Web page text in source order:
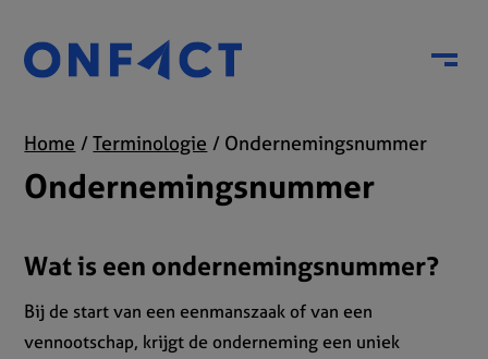
Menu
Home Terminologie Ondernemingsnummer
Ondernemingsnummer
Wat is een ondernemingsnummer?
Bij de start van een eenmanszaak of van een
vennootschap, krijgt de onderneming een uniek